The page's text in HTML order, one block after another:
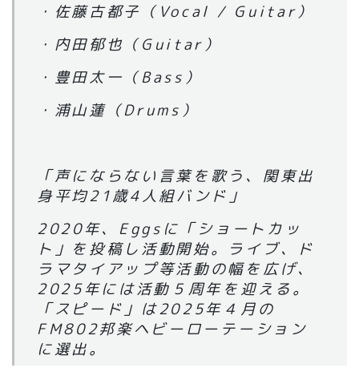
・佐藤古都子（Vocal / Guitar）
・内田郁也（Guitar）
・豊田太一（Bass）
・浦山蓮（Drums）
「声にならない言葉を歌う、関東出
身平均21歳4人組バンド」
2020年、Eggsに「ショートカッ
ト」を投稿し活動開始。ライブ、ド
ラマタイアップ等活動の幅を広げ、
2025年には活動５周年を迎える。
「スピード」は2025年４月の
FM802邦楽ヘビーローテーション
に選出。